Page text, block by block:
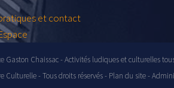
et contact
Gaston Chaissac - Activités ludiques et culturelles
Culturelle - Tous droits réservés - Plan du site-